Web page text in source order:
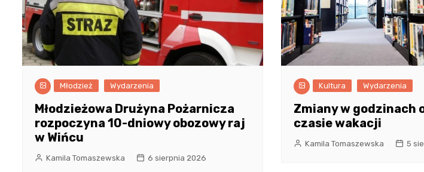
Młodzież Wydarzenia
Młodzieżowa Drużyna Pożarnicza
rozpoczyna 10-dniowy obozowy raj
w Wińcu
Kamila Tomaszewska 6 sierpnia 2026
Kultura Wydarzenia
Zmiany w godzinach
czasie wakacji
Kamila Tomaszewska 5